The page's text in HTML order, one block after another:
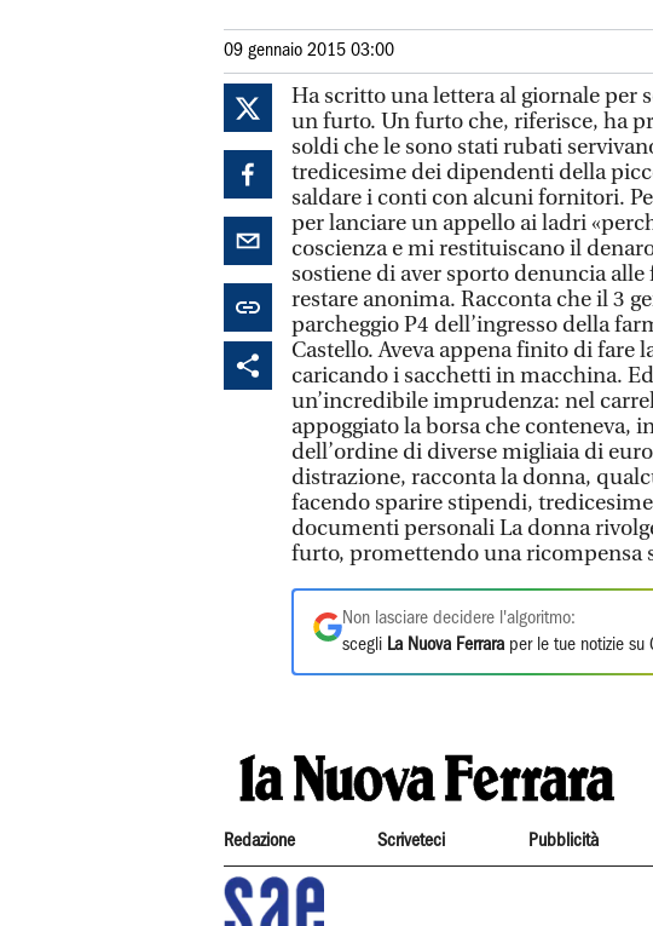
09 gennaio 2015 03:00
Ha scritto una lettera al giornale per
un furto. Un furto che, riferisce, ha
soldi che le sono stati rubati
tredicesime dei dipendenti della
saldare i conti con alcuni fornitori.
per lanciare un appello ai ladri
coscienza e mi restituiscano il
sostiene di aver sporto denuncia
restare anonima. Racconta che il 3
parcheggio P4 dell’ingresso della
Castello. Aveva appena finito di fare
caricando i sacchetti in macchina.
un’incredibile imprudenza: nel
appoggiato la borsa che conteneva,
dell’ordine di diverse migliaia di
distrazione, racconta la donna,
facendo sparire stipendi,
documenti personali La donna
furto, promettendo una ricompensa
Non lasciare decidere l'algoritmo:
scegli La Nuova Ferrara per le tue notizie su
Redazione Scriveteci Pubblicità